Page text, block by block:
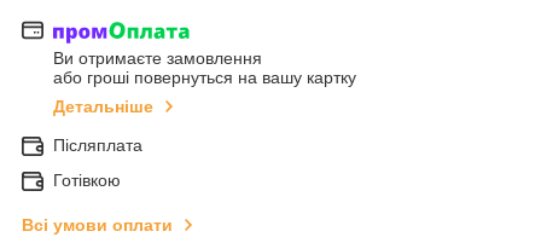
Ви отримаєте замовлення
або гроші повернуться на вашу картку
Детальніше
Післяплата
Готівкою
Всі умови оплати